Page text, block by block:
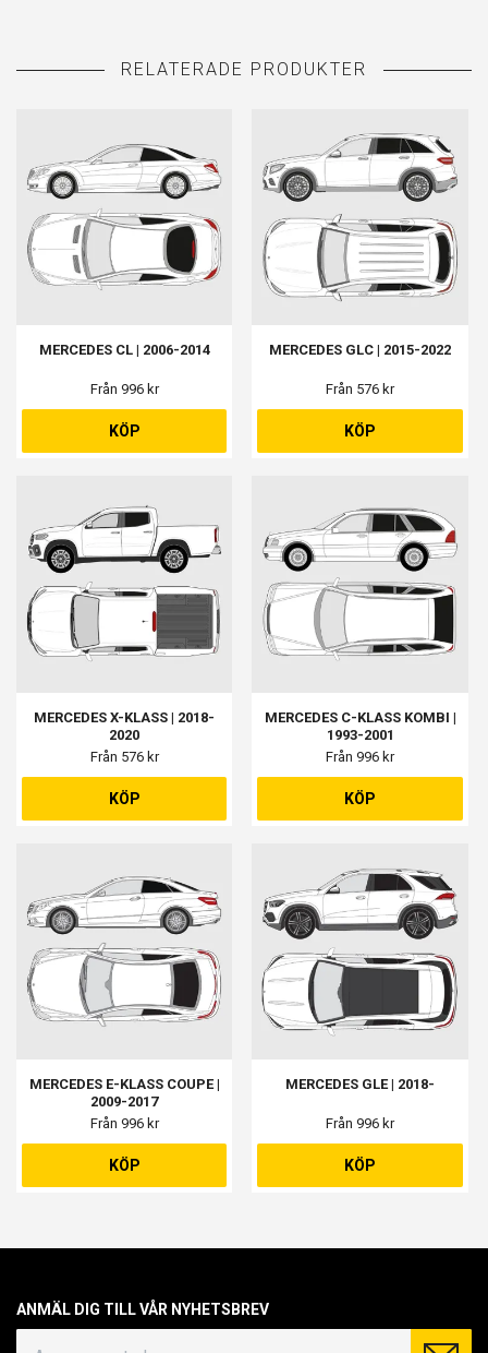
MERCEDES CL | 2006-2014
Från 996 kr
KÖP
MERCEDES GLC | 2015-2022
Från 576 kr
KÖP
MERCEDES X-KLASS | 2018-
2020
Från 576 kr
KÖP
MERCEDES C-KLASS KOMBI |
1993-2001
Från 996 kr
KÖP
MERCEDES E-KLASS COUPE |
2009-2017
Från 996 kr
KÖP
MERCEDES GLE | 2018-
Från 996 kr
KÖP
ANMÄL DIG TILL VÅR NYHETSBREV